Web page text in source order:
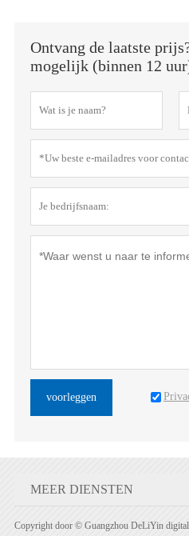
Ontvang de laatste
mogelijk (binnen 12
voorleggen
MEER DIENSTEN
Copyright door © Guangzhou DeLiYin